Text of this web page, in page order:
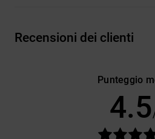
Recensioni dei clienti
Punteggio
4.5